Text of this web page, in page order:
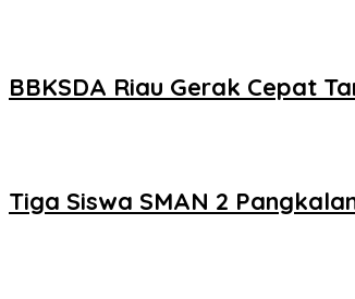
BBKSDA Riau Gerak Cepat
Tiga Siswa SMAN 2